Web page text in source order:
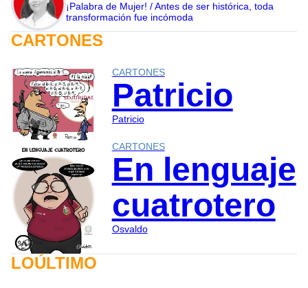
¡Palabra de Mujer! / Antes de ser histórica, toda
transformación fue incómoda
CARTONES
CARTONES
Patricio
Patricio
CARTONES
En lenguaje
cuatrotero
Osvaldo
LOÚLTIMO